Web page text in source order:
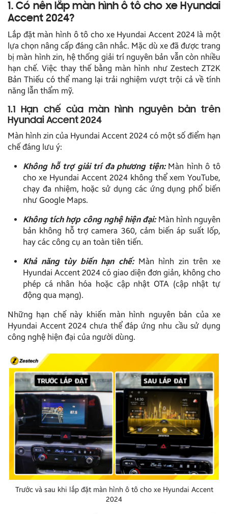
1. Có nên lắp màn hình ô tô cho xe Hyundai
Accent 2024?
Lắp đặt màn hình ô tô cho xe Hyundai Accent 2024 là một
lựa chọn nâng cấp đáng cân nhắc. Mặc dù xe đã được trang
bị màn hình zin, hệ thống giải trí nguyên bản vẫn còn nhiều
hạn chế. Việc thay thế bằng màn hình như Zestech ZT2K
Bản Thiếu có thể mang lại trải nghiệm vượt trội cả về tính
năng lẫn thẩm mỹ.
1.1 Hạn chế của màn hình nguyên bản trên
Hyundai Accent 2024
Màn hình zin của Hyundai Accent 2024 có một số điểm hạn
chế đáng lưu ý:
Không hỗ trợ giải trí đa phương tiện:Màn hình ô tô
cho xe Hyundai Accent 2024 không thể xem YouTube,
chạy đa nhiệm, hoặc sử dụng các ứng dụng phổ biến
như Google Maps.
Không tích hợp công nghệ hiện đại: Màn hình nguyên
bản không hỗ trợ camera 360, cảm biến áp suất lốp,
hay các công cụ an toàn tiên tiến.
Khả năng tùy biến hạn chế: Màn hình zin trên xe
Hyundai Accent 2024 có giao diện đơn giản, không cho
phép cá nhân hóa hoặc cập nhật OTA (cập nhật tự
động qua mạng).
Những hạn chế này khiến màn hình nguyên bản của xe
Hyundai Accent 2024 chưa thể đáp ứng nhu cầu sử dụng
công nghệ hiện đại của người dùng.
Trước và sau khi lắp đặt màn hình ô tô cho xe Hyundai Accent
2024